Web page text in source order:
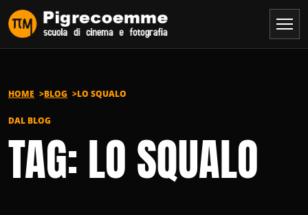
Vai al contenuto
HOME BLOG LO SQUALO
DAL BLOG
TAG: LO SQUALO